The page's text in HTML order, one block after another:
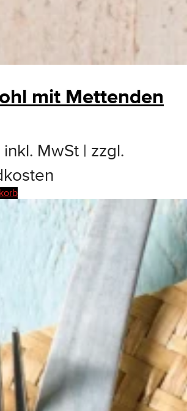
mit Mettenden
inkl. MwSt | zzgl.